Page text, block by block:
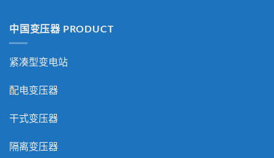
中国变压器 PRODUCT
紧凑型变电站
配电变压器
干式变压器
隔离变压器